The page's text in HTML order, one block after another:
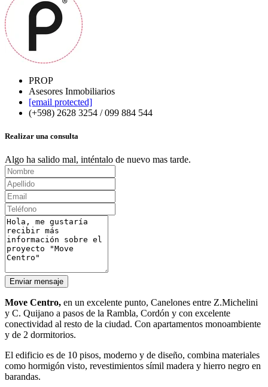
PROP
Asesores Inmobiliarios
[email protected]
(+598) 2628 3254 / 099 884 544
Realizar una consulta
Algo ha salido mal, inténtalo de nuevo mas tarde.
Enviar mensaje
Move Centro, en un excelente punto, Canelones entre Z.Michelini
y C. Quijano a pasos de la Rambla, Cordón y con excelente
conectividad al resto de la ciudad. Con apartamentos monoambiente
y de 2 dormitorios.
El edificio es de 10 pisos, moderno y de diseño, combina materiales
como hormigón visto, revestimientos símil madera y hierro negro en
barandas.